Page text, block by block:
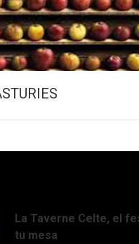
La Taverne Celte, el
tu mesa